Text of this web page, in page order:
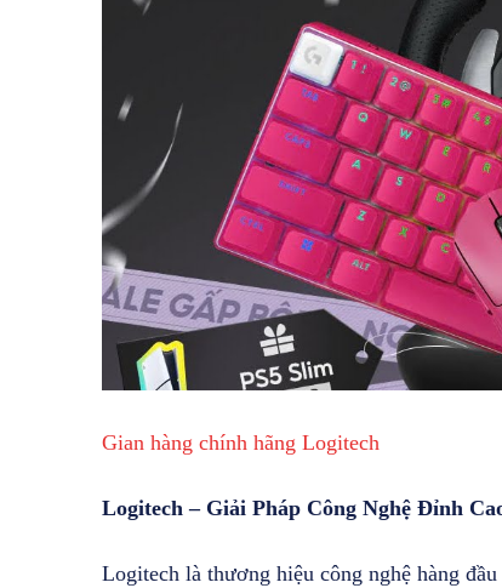
Gian hàng chính hãng Logitech
Logitech – Giải Pháp Công Nghệ Đỉnh
Logitech là thương hiệu công nghệ hàng